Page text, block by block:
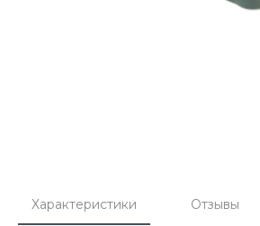
Характеристики Отзывы